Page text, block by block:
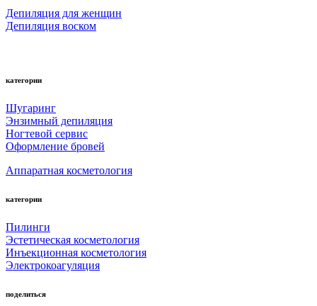
Депиляция для женщин
Депиляция воском
категории
Шугаринг
Энзимный депиляция
Ногтевой сервис
Оформление бровей
Аппаратная косметология
категории
Пилинги
Эстетическая косметология
Инъекционная косметология
Электрокоагуляция
поделиться